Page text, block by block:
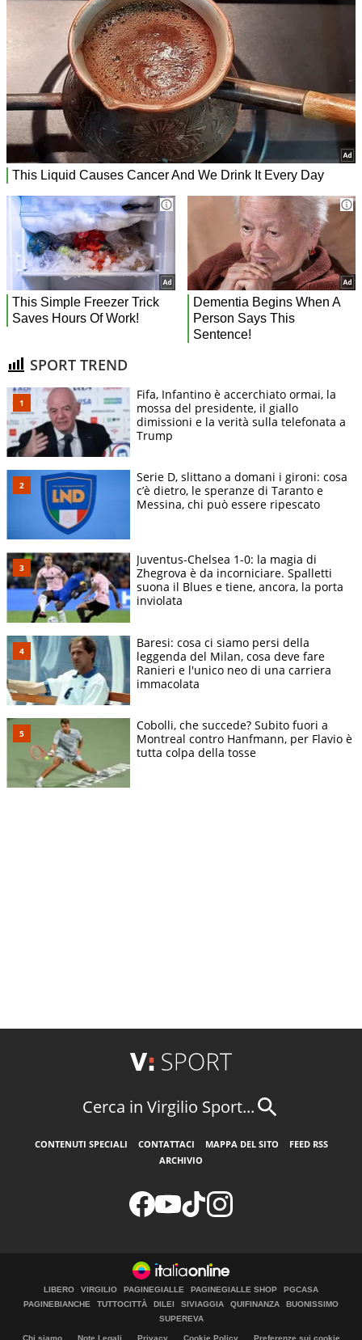
SPORT TREND
Fifa, Infantino è accerchiato ormai, la
mossa del presidente, il giallo
dimissioni e la verità sulla telefonata a
Trump
Serie D, slittano a domani i gironi: cosa
c’è dietro, le speranze di Taranto e
Messina, chi può essere ripescato
Juventus-Chelsea 1-0: la magia di
Zhegrova è da incorniciare. Spalletti
suona il Blues e tiene, ancora, la porta
inviolata
Baresi: cosa ci siamo persi della
leggenda del Milan, cosa deve fare
Ranieri e l'unico neo di una carriera
immacolata
Cobolli, che succede? Subito fuori a
Montreal contro Hanfmann, per Flavio è
tutta colpa della tosse
Cerca in Virgilio Sport...
CONTENUTI SPECIALI CONTATTACI MAPPA DEL SITO
FEED RSS
ARCHIVIO
LIBERO VIRGILIO PAGINEGIALLE PAGINEGIALLE SHOP
PGCASA
PAGINEBIANCHE
TUTTOCITTÀ DILEI SIVIAGGIA QUIFINANZA
BUONISSIMO
SUPEREVA
Chi siamo Note Legali Privacy Cookie Policy Preferenze sui cookie